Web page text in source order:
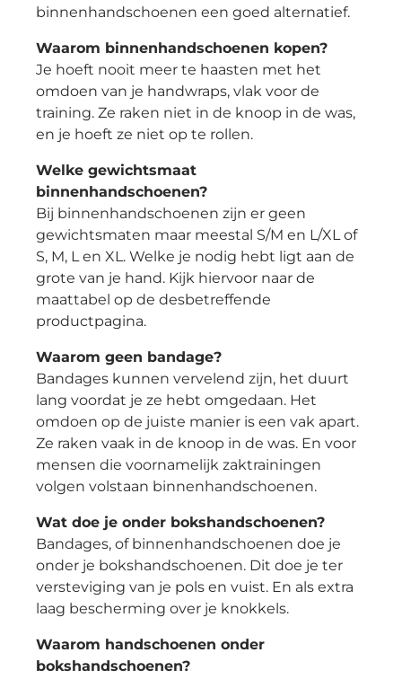
binnenhandschoenen een goed alternatief.
Waarom binnenhandschoenen kopen?
Je hoeft nooit meer te haasten met het
omdoen van je handwraps, vlak voor de
training. Ze raken niet in de knoop in de was,
en je hoeft ze niet op te rollen.
Welke gewichtsmaat
binnenhandschoenen?
Bij binnenhandschoenen zijn er geen
gewichtsmaten maar meestal S/M en L/XL of
S, M, L en XL. Welke je nodig hebt ligt aan de
grote van je hand. Kijk hiervoor naar de
maattabel op de desbetreffende
productpagina.
Waarom geen bandage?
Bandages kunnen vervelend zijn, het duurt
lang voordat je ze hebt omgedaan. Het
omdoen op de juiste manier is een vak apart.
Ze raken vaak in de knoop in de was. En voor
mensen die voornamelijk zaktrainingen
volgen volstaan binnenhandschoenen.
Wat doe je onder bokshandschoenen?
Bandages, of binnenhandschoenen doe je
onder je bokshandschoenen. Dit doe je ter
versteviging van je pols en vuist. En als extra
laag bescherming over je knokkels.
Waarom handschoenen onder
bokshandschoenen?